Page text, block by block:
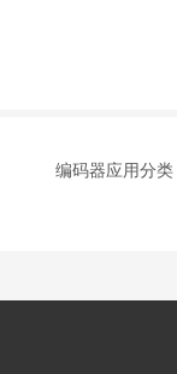
编码器应用分类